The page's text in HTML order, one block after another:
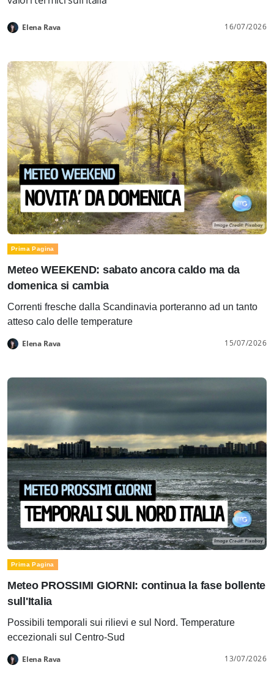
Elena Rava 16/07/2026
Prima Pagina
Meteo WEEKEND: sabato ancora caldo ma da
domenica si cambia
Correnti fresche dalla Scandinavia porteranno ad un tanto
atteso calo delle temperature
Elena Rava 15/07/2026
Prima Pagina
Meteo PROSSIMI GIORNI: continua la fase bollente
sull'Italia
Possibili temporali sui rilievi e sul Nord. Temperature
eccezionali sul Centro-Sud
Elena Rava 13/07/2026